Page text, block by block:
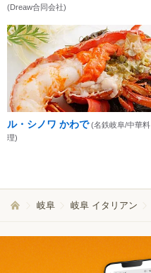
(Dreaw合同会社)
ル・シノワ かわで (名鉄岐阜/中華料
理)
岐阜 岐阜 イタリアン